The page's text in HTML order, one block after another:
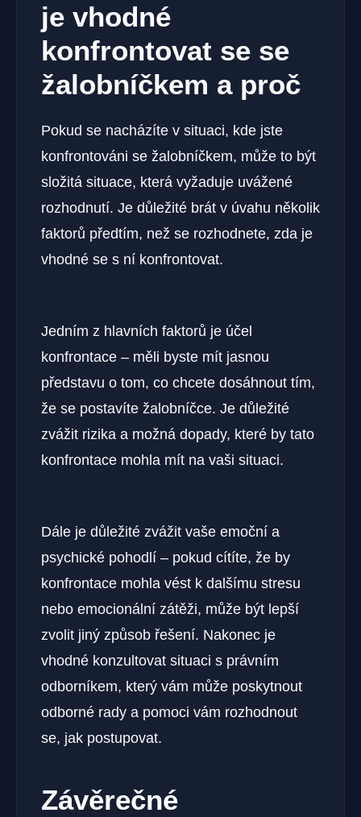
je vhodné
konfrontovat se se
žalobníčkem a proč
Pokud se nacházíte v situaci, kde jste
konfrontováni se žalobníčkem, může to být
složitá situace, která vyžaduje uvážené
rozhodnutí. Je důležité brát v úvahu několik
faktorů předtím, než se rozhodnete, zda je
vhodné se s ní konfrontovat.
Jedním z hlavních faktorů je účel
konfrontace – měli byste mít jasnou
představu o tom, co chcete dosáhnout tím,
že se postavíte žalobníčce. Je důležité
zvážit rizika a možná dopady, které by tato
konfrontace mohla mít na vaši situaci.
Dále je důležité zvážit vaše emoční a
psychické pohodlí – pokud cítíte, že by
konfrontace mohla vést k dalšímu stresu
nebo emocionální zátěži, může být lepší
zvolit jiný způsob řešení. Nakonec je
vhodné konzultovat situaci s právním
odborníkem, který vám může poskytnout
odborné rady a pomoci vám rozhodnout
se, jak postupovat.
Závěrečné